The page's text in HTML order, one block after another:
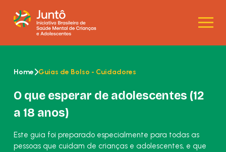
Home Guias de Bolso - Cuidadores
O que esperar de adolescentes (12
a 18 anos)
Este guia foi preparado especialmente para todas as
pessoas que cuidam de crianças e adolescentes, e que